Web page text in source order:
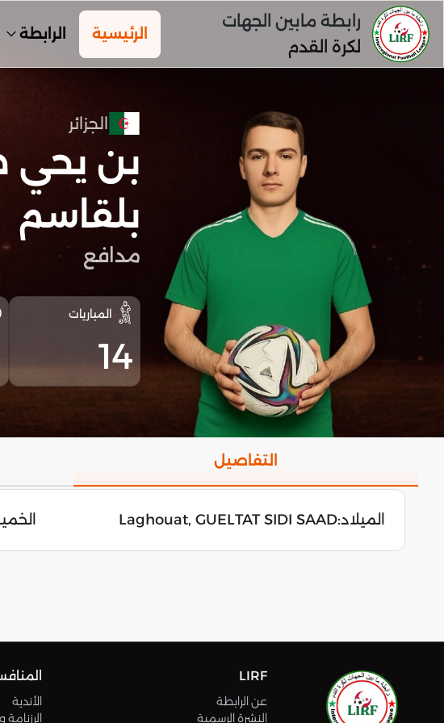
رابطة مابين الجهات
لكرة القدم
الرئيسية الرابطة
الجزائر
بن يحي
بلقاسم
مدافع
المباريات
14
التفاصيل
الميلاد:Laghouat, GUELTAT SIDI SAAD الخميس 16
LIRF
عن الرابطة
النشرة الرسمية
الأندية
الرزنامة